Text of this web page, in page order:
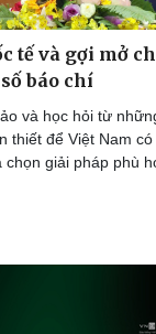
tế và gợi mở
báo chí
và học hỏi từ
thiết để Việt Nam
chọn giải pháp phù